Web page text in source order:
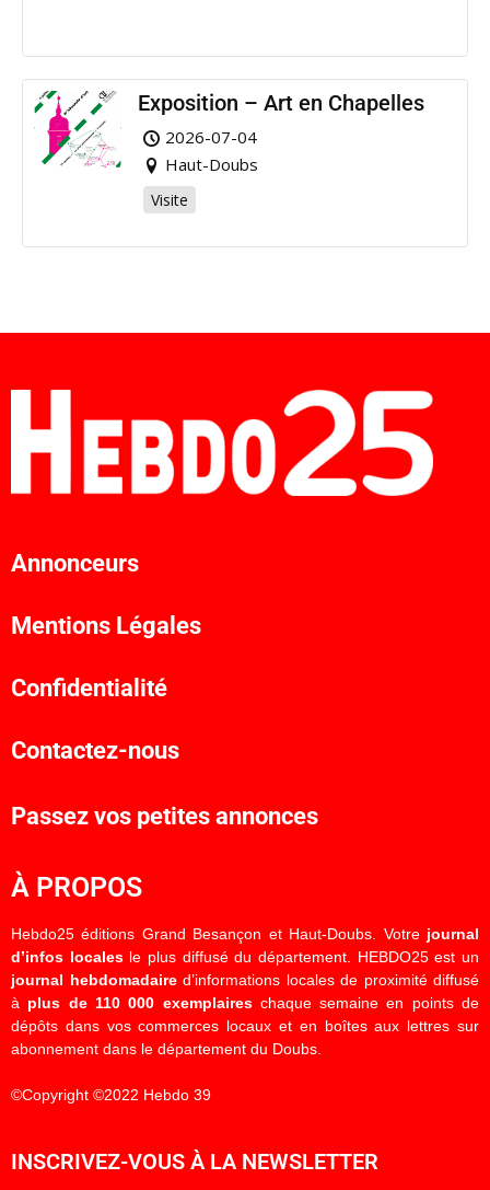
Exposition – Art en Chapelles
2026-07-04
Haut-Doubs
Visite
Annonceurs
Mentions Légales
Confidentialité
Contactez-nous
Passez vos petites annonces
À PROPOS
Hebdo25 éditions Grand Besançon et Haut-Doubs. Votre journal
d’infos localesle plus diffusé du département. HEBDO25 est un
journal hebdomadaired’informations locales de proximité diffusé
à plus de 110 000 exemplaireschaque semaine en points de
dépôts dans vos commerces locaux et en boîtes aux lettres sur
abonnement dans le département du Doubs.
©Copyright ©2022 Hebdo 39
INSCRIVEZ-VOUS À LA NEWSLETTER